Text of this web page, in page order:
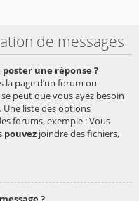
de messages
une réponse ?
la page d’un forum ou
peut que vous ayez besoin
Une liste des options
forums, exemple : Vous
pouvez joindre des fichiers,